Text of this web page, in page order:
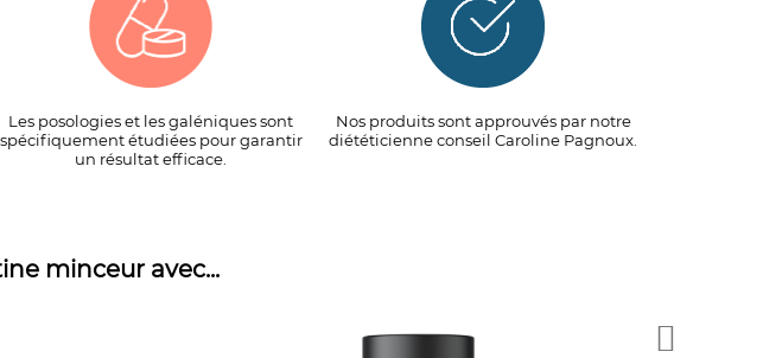
Les posologies et les galéniques sont
spécifiquement étudiées pour garantir
un résultat efficace.
Nos produits sont approuvés par notre
diététicienne conseil Caroline Pagnoux.
minceur avec...